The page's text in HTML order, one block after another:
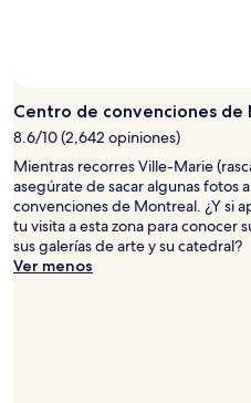
Centro de convenciones de
8.6/10 (2,642 opiniones)
Mientras recorres Ville-Marie
asegúrate de sacar algunas fotos
convenciones de Montreal. ¿Y si
tu visita a esta zona para conocer
sus galerías de arte y su catedral?
Ver menos